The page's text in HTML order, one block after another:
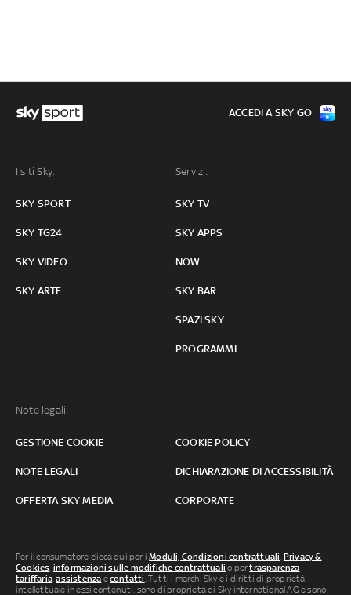
I siti Sky:
SKY SPORT
SKY TG24
SKY VIDEO
SKY ARTE
Servizi:
SKY TV
SKY APPS
NOW
SKY BAR
SPAZI SKY
PROGRAMMI
Note legali:
GESTIONE COOKIE COOKIE POLICY
NOTE LEGALI DICHIARAZIONE DI ACCESSIBILITÀ
OFFERTA SKY MEDIA CORPORATE
ACCEDI A SKY GO
Per il consumatore clicca qui per iModuli, Condizioni contrattuali, Privacy &
Cookies, informazioni sulle modifiche contrattuali o pertrasparenza
tariffaria,assistenza econtatti. Tutti i marchi Sky e i diritti di proprietà
intellettuale in essi contenuti, sono di proprietà di Sky international AG e sono